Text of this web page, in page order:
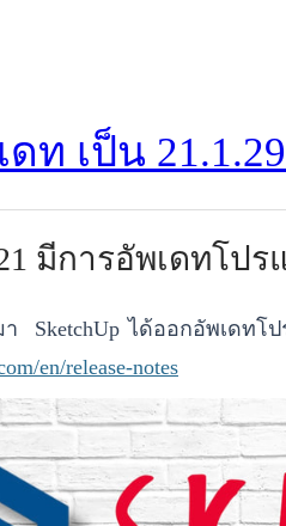
ดท เป็น
มีการอัพเดทโป
SketchUp ได้ออกอัพเดทโ
en/release-notes